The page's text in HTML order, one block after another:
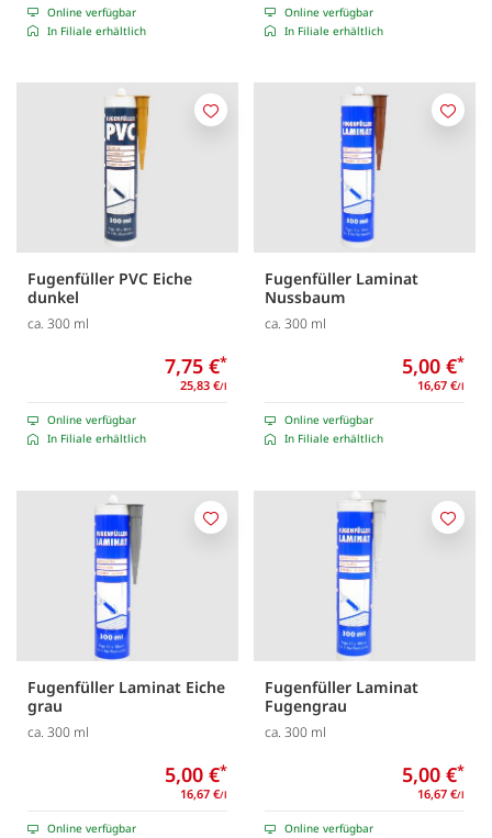
Online verfügbar
In Filiale erhältlich
Online verfügbar
In Filiale erhältlich
Fugenfüller PVC Eiche
dunkel
ca. 300 ml
7,75 €*
25,83 €/l
Online verfügbar
In Filiale erhältlich
Merken
Fugenfüller Laminat
Nussbaum
ca. 300 ml
5,00 €*
16,67 €/l
Online verfügbar
In Filiale erhältlich
Fugenfüller Laminat Eiche
grau
ca. 300 ml
5,00 €*
16,67 €/l
Online verfügbar
Merken
Fugenfüller Laminat
Fugengrau
ca. 300 ml
5,00 €*
16,67 €/l
Online verfügbar